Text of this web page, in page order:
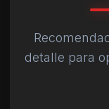
detalle para